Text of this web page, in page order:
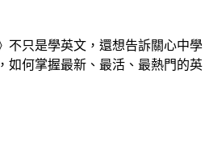
不只是學英文，還想告訴關心中學
如何掌握最新、最活、最熱門的英